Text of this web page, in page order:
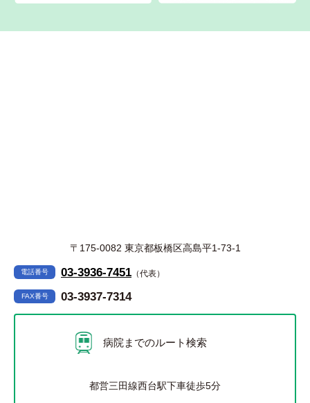
〒175-0082 東京都板橋区高島平1-73-1
電話番号 03-3936-7451 （代表）
FAX番号 03-3937-7314
病院までのルート検索
都営三田線西台駅下車徒歩5分